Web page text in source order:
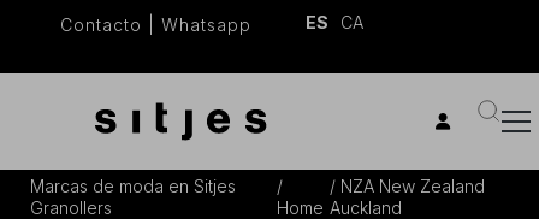
Contacto Whatsapp ES CA
Marcas de moda en Sitjes
Granollers
Home
NZA New Zealand
Auckland